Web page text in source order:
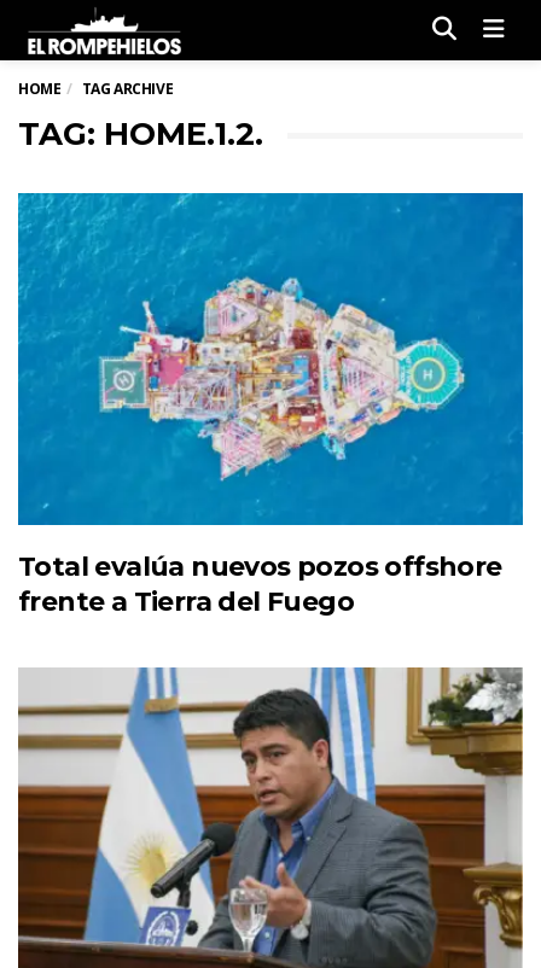
HOME TAG ARCHIVE
TAG: HOME.1.2.
Total evalúa nuevos pozos offshore
frente a Tierra del Fuego